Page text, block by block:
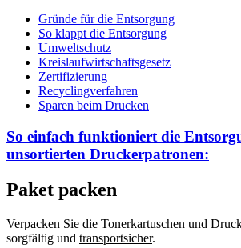
Gründe für die Entsorgung
So klappt die Entsorgung
Umweltschutz
Kreislaufwirtschaftsgesetz
Zertifizierung
Recyclingverfahren
Sparen beim Drucken
So einfach funktioniert die
unsortierten Druckerpatronen:
Paket packen
Verpacken Sie die Tonerkartuschen und
sorgfältig und transportsicher.